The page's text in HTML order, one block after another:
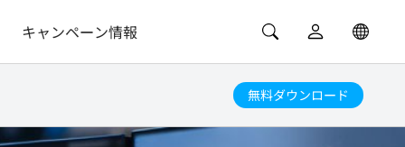
キャンペーン情報
無料ダウンロード